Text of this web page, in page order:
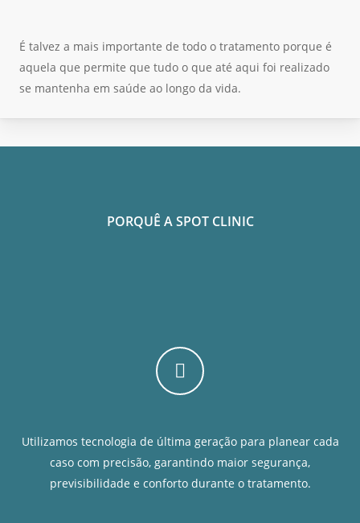
É talvez a mais importante de todo o tratamento porque é
aquela que permite que tudo o que até aqui foi realizado
se mantenha em saúde ao longo da vida.
PORQUÊ A SPOT CLINIC
Utilizamos tecnologia de última geração para planear cada
caso com precisão, garantindo maior segurança,
previsibilidade e conforto durante o tratamento.